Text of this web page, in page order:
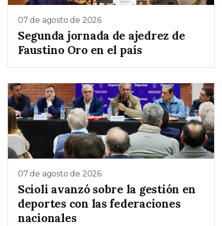
07 de agosto de 2026
Segunda jornada de ajedrez de
Faustino Oro en el país
07 de agosto de 2026
Scioli avanzó sobre la gestión en
deportes con las federaciones
nacionales